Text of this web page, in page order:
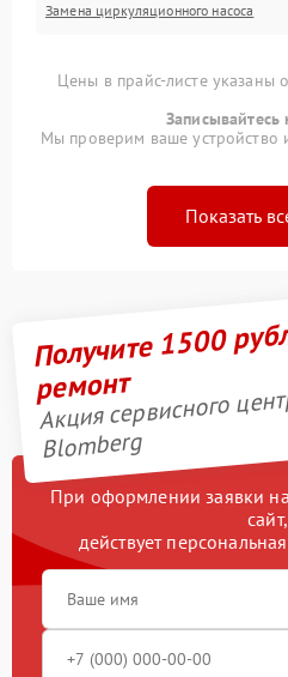
Замена циркуляционного насоса
Цены в прайс-листе указаны
Записывайтесь
Мы проверим ваше устройство
Показать
Получите 1500
ремонт
Акция сервисного
Blomberg
При оформлении заявки
сайт,
действует